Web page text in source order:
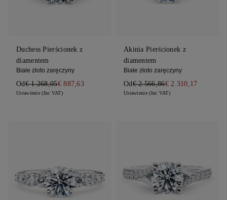
Duchess Pierścionek z
diamentem
Białe złoto zaręczyny
Od€ 1.268,05€ 887,63
Ustawienie (Inc VAT)
Akinia Pierścionek z
diamentem
Białe złoto zaręczyny
Od€ 2.566,86€ 2.310,17
Ustawienie (Inc VAT)